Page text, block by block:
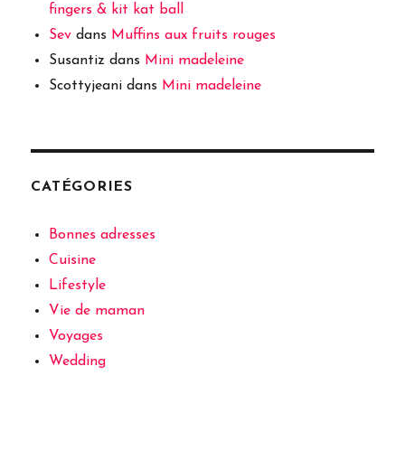
fingers & kit kat ball
Sev dans Muffins aux fruits rouges
Susantiz dans Mini madeleine
Scottyjeani dans Mini madeleine
CATÉGORIES
Bonnes adresses
Cuisine
Lifestyle
Vie de maman
Voyages
Wedding